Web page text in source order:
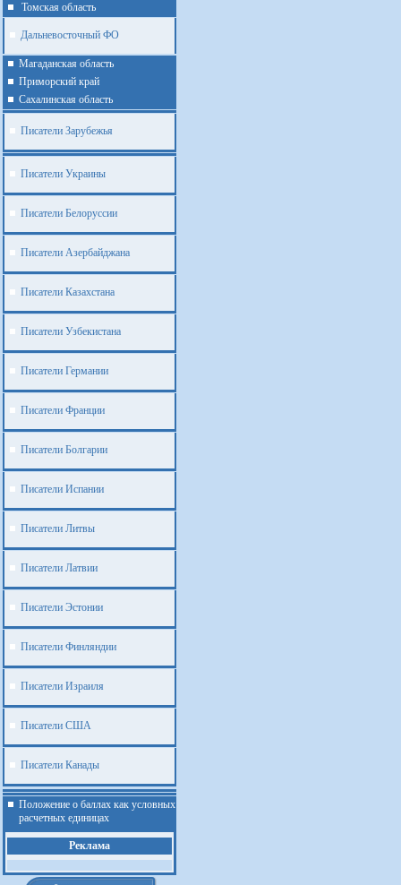
Томская область
Дальневосточный ФО
Магаданская область
Приморский край
Cахалинская область
Писатели Зарубежья
Писатели Украины
Писатели Белоруссии
Писатели Азербайджана
Писатели Казахстана
Писатели Узбекистана
Писатели Германии
Писатели Франции
Писатели Болгарии
Писатели Испании
Писатели Литвы
Писатели Латвии
Писатели Эстонии
Писатели Финляндии
Писатели Израиля
Писатели США
Писатели Канады
Положение о баллах как условных
расчетных единицах
Реклама